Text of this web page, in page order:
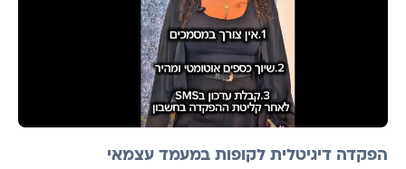
הפקדה דיגיטלית לקופות במעמד עצמאי